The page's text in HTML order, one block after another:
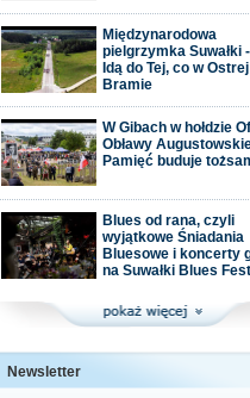
Międzynarodowa
pielgrzymka Suwałki
Idą do Tej, co w
Bramie
W Gibach w hołdzie
Obławy
Pamięć buduje
Blues od rana, czyli
wyjątkowe Śniadania
Bluesowe i koncerty
na Suwałki Blues
Newsletter